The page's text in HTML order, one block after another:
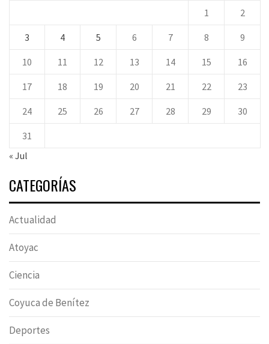
1
2
3 4 5 6 7 8 9
10 11 12 13 14 15 16
17 18 19 20 21 22 23
24 25 26 27 28 29 30
31
« Jul
CATEGORÍAS
Actualidad
Atoyac
Ciencia
Coyuca de Benítez
Deportes